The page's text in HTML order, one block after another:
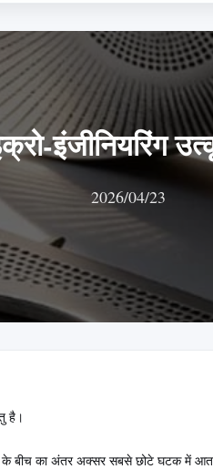
इंजीनियरिंग
2026/04/23
है।
के बीच का अंतर अक्सर सबसे छोटे घटक में